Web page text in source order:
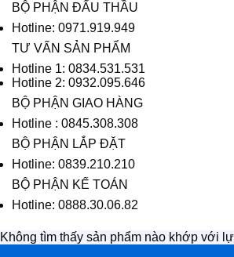
BỘ PHẬN ĐẤU THẦU
Hotline: 0971.919.949
TƯ VẤN SẢN PHẨM
Hotline 1: 0834.531.531
Hotline 2: 0932.095.646
BỘ PHẬN GIAO HÀNG
Hotline : 0845.308.308
BỘ PHẬN LẮP ĐẶT
Hotline: 0839.210.210
BỘ PHẬN KẾ TOÁN
Hotline: 0888.30.06.82
Không tìm thấy sản phẩm nào khớp với